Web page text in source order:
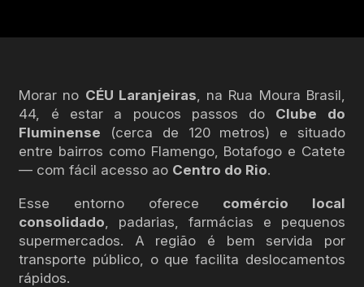
Morar no CÉU Laranjeiras , na Rua Moura Brasil,
44, é estar a poucos passos do Clube do
Fluminense (cerca de 120 metros) e situado
entre bairros como Flamengo, Botafogo e Catete
— com fácil acesso ao Centro do Rio.
Esse entorno oferece comércio local
consolidado , padarias, farmácias e pequenos
supermercados. A região é bem servida por
transporte público, o que facilita deslocamentos
rápidos.